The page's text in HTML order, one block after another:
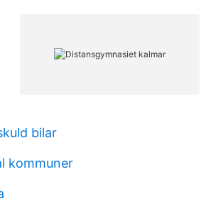
bilar
kommuner